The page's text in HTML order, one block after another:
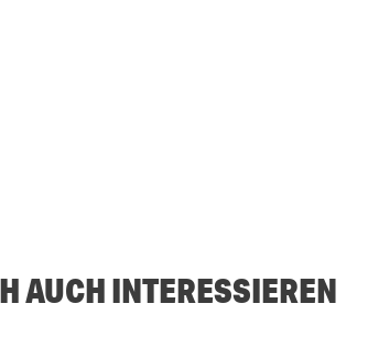
AUCH INTERESSIEREN